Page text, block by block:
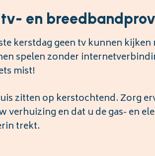
en
kerstdag geen tv kunnen
spelen zonder
mist!
zitten op kerstochtend. Zorg
verhuizing en dat u de gas- en
trekt.